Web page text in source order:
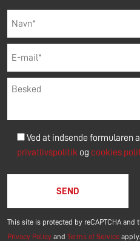
Ved at indsende formularen
privatlivspolitik og cookies
This site is protected by reCAPTCHA and
Privacy Policy and Terms of Service apply.